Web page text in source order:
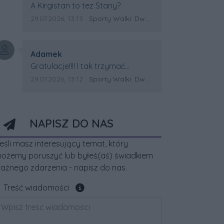
Treść komentarza:
A Kirgistan to tez Stany?
Data dodania komentarza:
29.07.2026, 13:13 Źródło komentarza:
Sporty Walki: Dwa medale za oceanem
Autor komentarza:
Adamek
Treść komentarza:
Gratulacje!!!! I tak trzymać
Kirgistan czeka na powtórkę z
Data dodania komentarza:
29.07.2026, 13:12 Źródło komentarza:
Sporty Walki: Dwa medale za oceanem
NAPISZ DO NAS
masz interesujący temat, który
poruszyć lub byłeś(aś) świadkiem
zdarzenia - napisz do nas.
Treść wiadomości
Pole wymagane